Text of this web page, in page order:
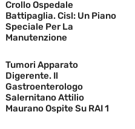
Crollo Ospedale
Battipaglia. Cisl: Un Piano
Speciale Per La
Manutenzione
Tumori Apparato
Digerente. Il
Gastroenterologo
Salernitano Attilio
Maurano Ospite Su RAI 1